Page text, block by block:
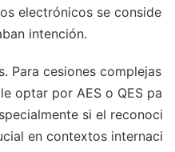
electrónicos se conside
intención.
Para cesiones complejas
optar por AES o QES pa
si el reconoci
en contextos internaci